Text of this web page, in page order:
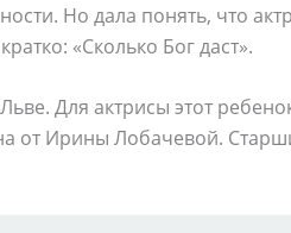
Но дала понять, что
«Сколько Бог даст».
Для актрисы этот
от Ирины Лобачевой.